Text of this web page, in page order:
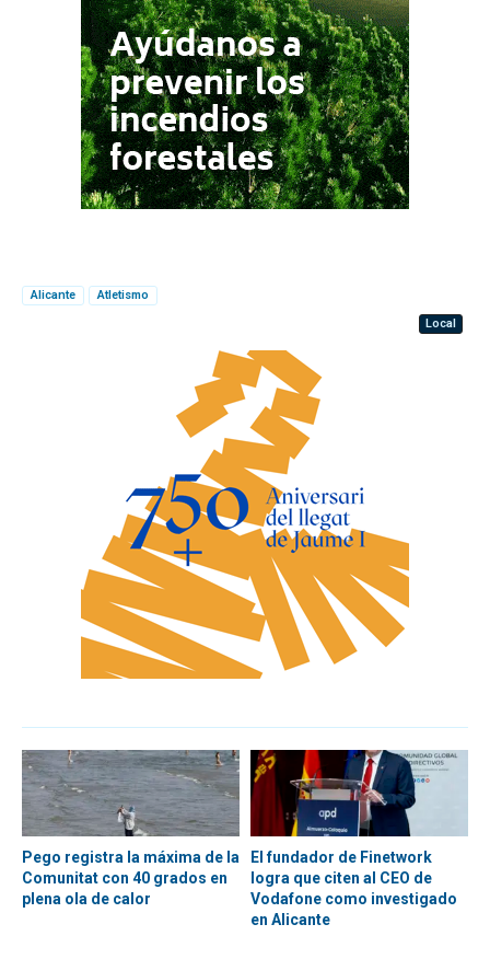
Alicante
Atletismo
Local
Pego registra la máxima de la
Comunitat con 40 grados en
plena ola de calor
El fundador de Finetwork
logra que citen al CEO de
Vodafone como investigado
en Alicante